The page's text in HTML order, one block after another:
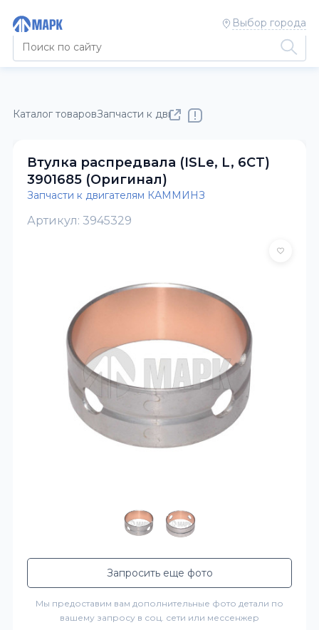
Выбор города
Каталог товаровЗапчасти к двигателям КАММИНЗ
Втулка распредвала (ISLe, L, 6CT)
3901685 (Оригинал)
Запчасти к двигателям КАММИНЗ
Артикул: 3945329
Запросить еще фото
Мы предоставим вам дополнительные фото детали по
вашему запросу в соц. сети или мессенжер